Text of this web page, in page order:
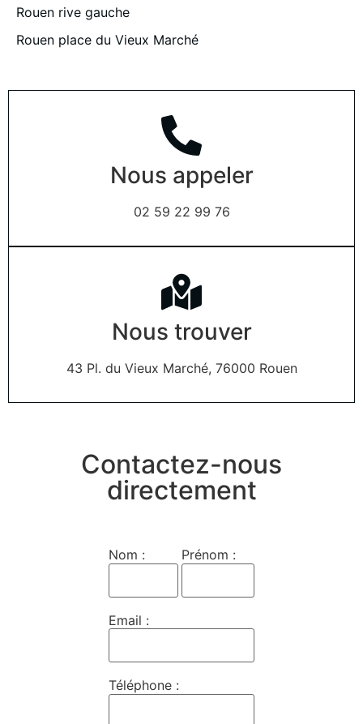
Rouen rive gauche
Rouen place du Vieux Marché
Nous appeler
02 59 22 99 76
Nous trouver
43 Pl. du Vieux Marché, 76000 Rouen
Contactez-nous
directement
Nom : Prénom :
Email :
Téléphone :